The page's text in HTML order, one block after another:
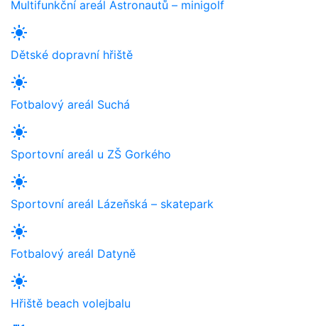
Multifunkční areál Astronautů – minigolf
light_mode
Dětské dopravní hřiště
light_mode
Fotbalový areál Suchá
light_mode
Sportovní areál u ZŠ Gorkého
light_mode
Sportovní areál Lázeňská – skatepark
light_mode
Fotbalový areál Datyně
light_mode
Hřiště beach volejbalu